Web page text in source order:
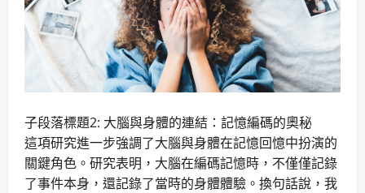
子段落標題2: 大腦與身體的連結： 記憶編碼的奧秘
這項研究進一步強調了大腦與身體在記憶回憶中扮演的
關鍵角色。 研究表明， 大腦在編碼記憶時，不僅僅記錄
了事件本身，還記錄了當時的身體體驗。換句話說，我